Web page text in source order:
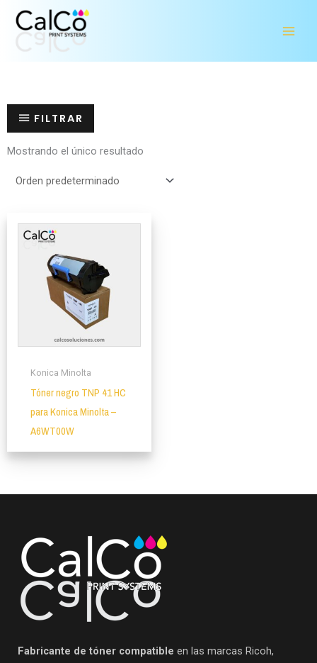
FILTRAR
Mostrando el único resultado
Konica Minolta
Tóner negro TNP 41 HC
para Konica Minolta –
A6WT00W
Fabricante de tóner compatible en las marcas Ricoh,